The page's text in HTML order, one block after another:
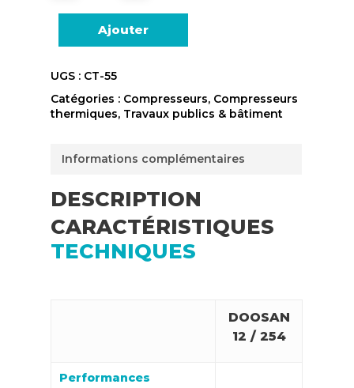
Ajouter
UGS : CT-55
Catégories : Compresseurs, Compresseurs
thermiques, Travaux publics & bâtiment
Informations complémentaires
DESCRIPTION
CARACTÉRISTIQUES
TECHNIQUES
DOOSAN
12 / 254
Performances